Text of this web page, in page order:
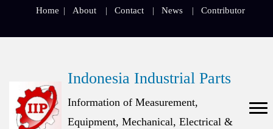
Home About Contact News Contributor
Indonesia Industrial Parts
Information of Measurement,
Equipment, Mechanical, Electrical &